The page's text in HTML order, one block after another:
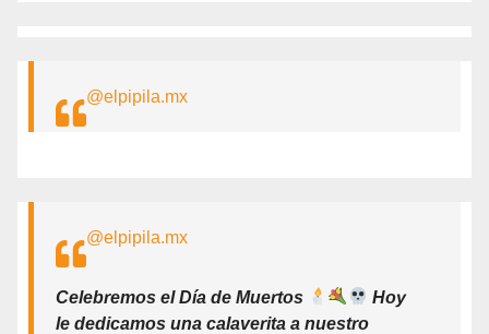
@elpipila.mx
@elpipila.mx
Celebremos el Día de Muertos
Hoy
le dedicamos una calaverita a nuestro